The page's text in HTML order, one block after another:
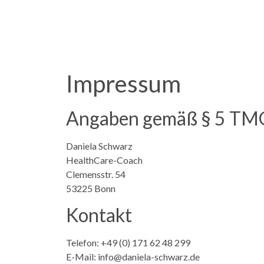
Impressum
Angaben gemäß § 5
Daniela Schwarz
HealthCare-Coach
Clemensstr. 54
53225 Bonn
Kontakt
Telefon: +49 (0) 171 62 48 299
E-Mail: info@daniela-schwarz.de